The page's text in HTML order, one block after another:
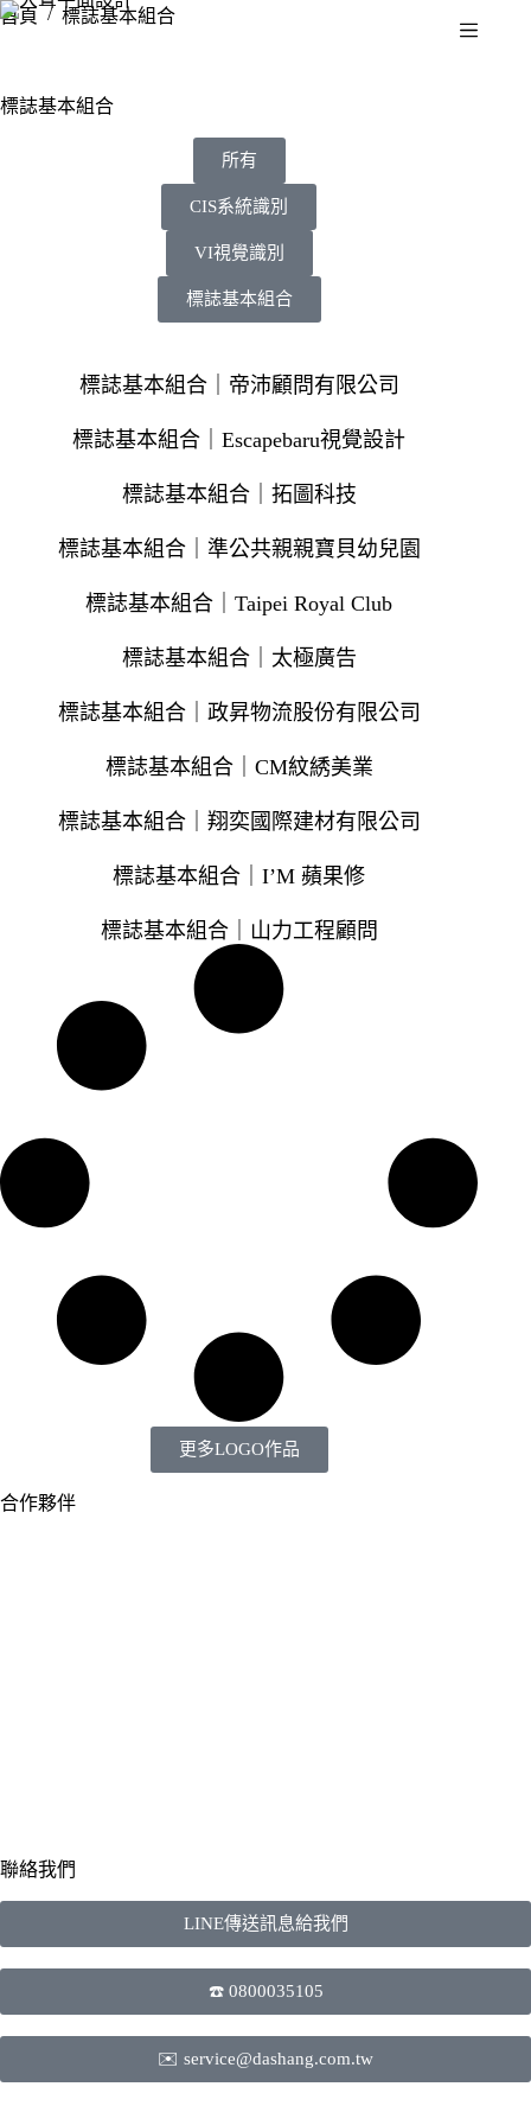
首頁 / 標誌基本組合
標誌基本組合
所有
CIS系統識別
VI視覺識別
標誌基本組合
標誌基本組合｜帝沛顧問有限公司
標誌基本組合｜Escapebaru視覺設計
標誌基本組合｜拓圖科技
標誌基本組合｜準公共親親寶貝幼兒園
標誌基本組合｜Taipei Royal Club
標誌基本組合｜太極廣告
標誌基本組合｜政昇物流股份有限公司
標誌基本組合｜CM紋綉美業
標誌基本組合｜翔奕國際建材有限公司
標誌基本組合｜I’M 蘋果修
標誌基本組合｜山力工程顧問
更多LOGO作品
合作夥伴
聯絡我們
LINE傳送訊息給我們
☎️ 0800035105
✉️ service@dashang.com.tw